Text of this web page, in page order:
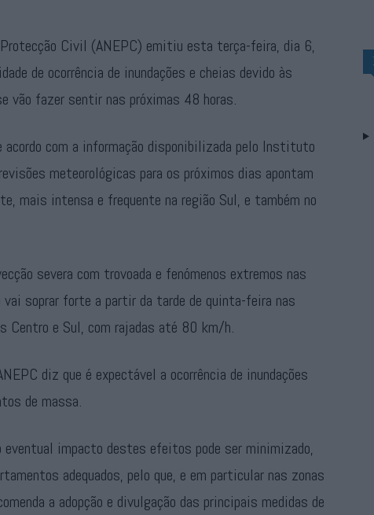
Civil (ANEPC) emitiu esta terça-feira, dia 6,
de ocorrência de inundações e cheias devido às
vão fazer sentir nas próximas 48 horas.
acordo com a informação disponibilizada pelo Instituto
meteorológicas para os próximos dias apontam
mais intensa e frequente na região Sul, e também no
severa com trovoada e fenómenos extremos nas
vai soprar forte a partir da tarde de quinta-feira nas
e Sul, com rajadas até 80 km/h.
diz que é expectável a ocorrência de inundações
de massa.
impacto destes efeitos pode ser minimizado,
adequados, pelo que, e em particular nas zonas
a adopção e divulgação das principais medidas de